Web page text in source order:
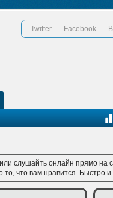
Twitter Facebook
слушайть онлайн прямо на
что вам нравится. Быстро и